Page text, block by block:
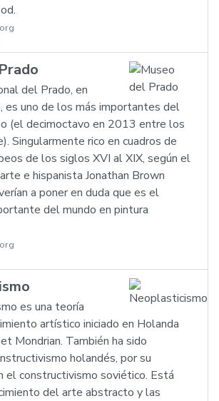
del Prado, en
es uno de los más importantes del
(el decimoctavo en 2013 entre los
Singularmente rico en cuadros de
de los siglos XVI al XIX, según el
e hispanista Jonathan Brown
a poner en duda que es el
del mundo en pintura
es una teoría
artístico iniciado en Holanda
Mondrian. También ha sido
holandés, por su
el constructivismo soviético. Está
del arte abstracto y las